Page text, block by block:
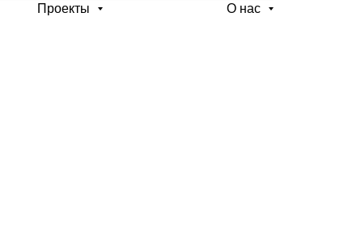
Проекты О нас